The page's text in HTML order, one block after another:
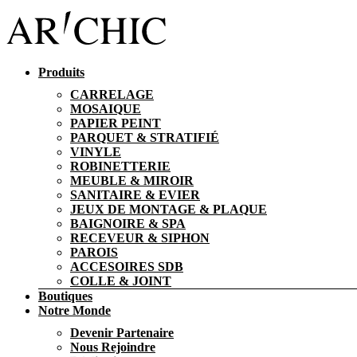
Produits
CARRELAGE
MOSAIQUE
PAPIER PEINT
PARQUET & STRATIFIÉ
VINYLE
ROBINETTERIE
MEUBLE & MIROIR
SANITAIRE & EVIER
JEUX DE MONTAGE & PLAQUE
BAIGNOIRE & SPA
RECEVEUR & SIPHON
PAROIS
ACCESOIRES SDB
COLLE & JOINT
Boutiques
Notre Monde
Devenir Partenaire
Nous Rejoindre